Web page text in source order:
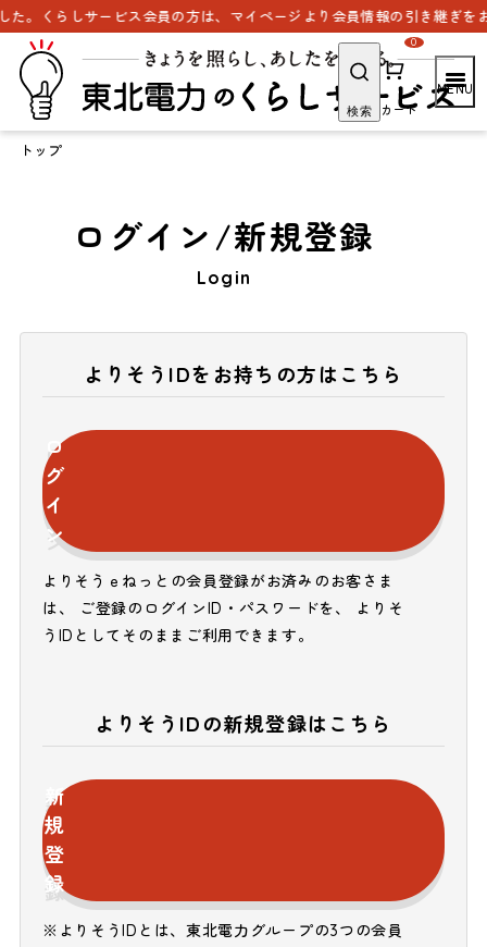
くらしサービス会員の方は、マイページより会員情報の引き継ぎをお
検索 カート
0
トップ
ログイン/新規登録
Login
よりそうIDをお持ちの方はこちら
ロ
グ
イ
ン
よりそうｅねっとの会員登録がお済みのお客さま
は、 ご登録のログインID・パスワードを、 よりそ
うIDとしてそのままご利用できます。
よりそうIDの新規登録はこちら
新
規
登
録
※よりそうIDとは、東北電力グループの3つの会員